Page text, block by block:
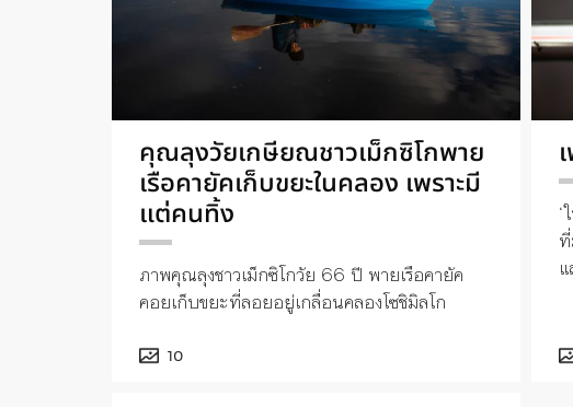
คุณลุงวัยเกษียณชาวเม็กซิโกพาย
เรือคายัคเก็บขยะในคลอง เพราะมี
แต่คนทิ้ง
ภาพคุณลุงชาวเม็กซิโกวัย 66 ปี พายเรือคายัค
คอยเก็บขยะที่ลอยอยู่เกลื่อนคลองโซชิมิลโก
10